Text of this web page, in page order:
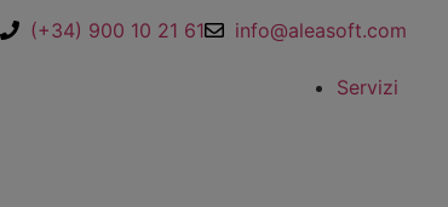
(+34) 900 10 21 61 info@aleasoft.com
Servizi